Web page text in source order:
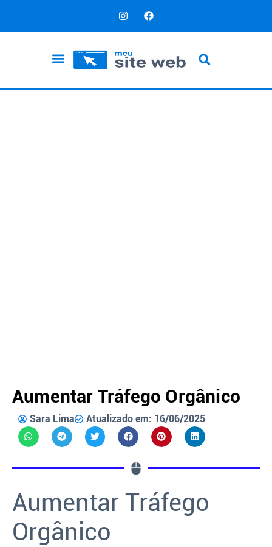
Aumentar Tráfego Orgânico
Sara Lima Atualizado em: 16/06/2025
Aumentar Tráfego
Orgânico